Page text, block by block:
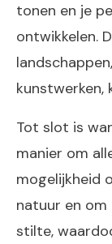
tonen en je
ontwikkelen.
kunstwerken,
Tot slot is
manier om
mogelijkheid
natuur en
stilte,